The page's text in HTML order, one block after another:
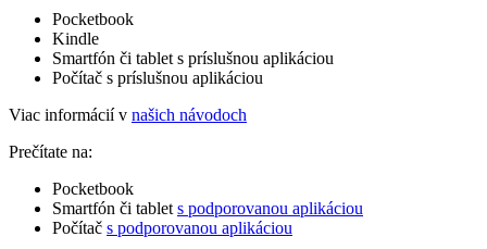
Pocketbook
Kindle
Smartfón či tablet s príslušnou aplikáciou
Počítač s príslušnou aplikáciou
Viac informácií v našich návodoch
Prečítate na:
Pocketbook
Smartfón či tablet s podporovanou aplikáciou
Počítač s podporovanou aplikáciou